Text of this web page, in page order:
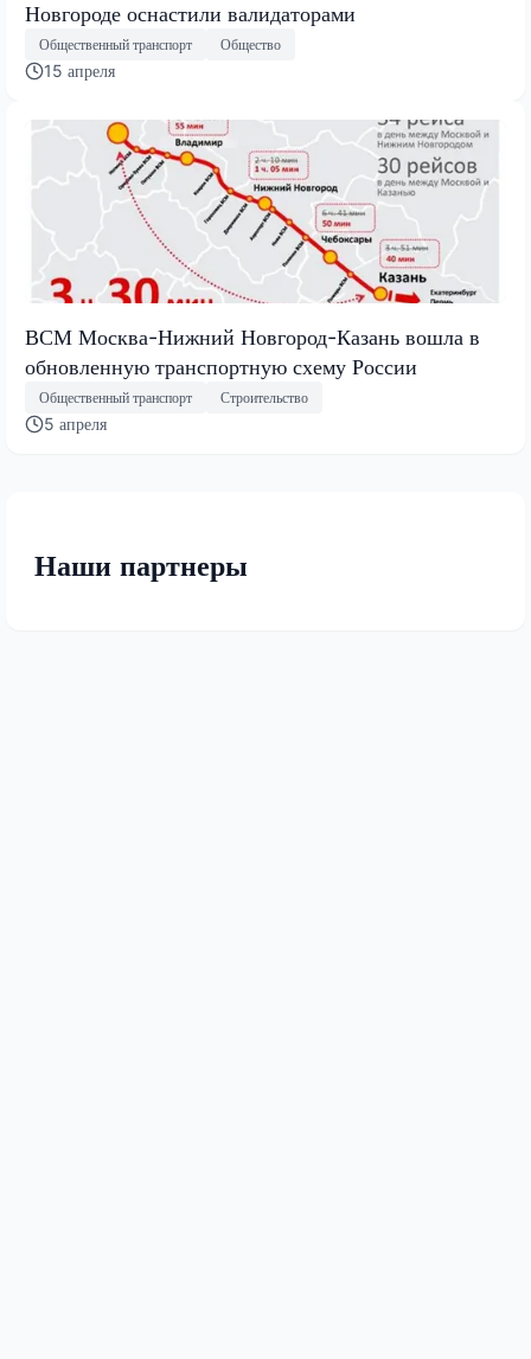
Новгороде оснастили валидаторами
Общественный транспорт Общество
15 апреля
ВСМ Москва-Нижний Новгород-Казань вошла в
обновленную транспортную схему России
Общественный транспорт Строительство
5 апреля
Наши партнеры